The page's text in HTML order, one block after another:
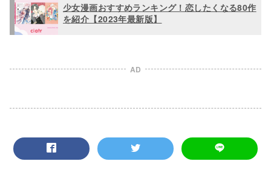
少女漫画おすすめランキング！恋したくなる80作
を紹介【2023年最新版】
AD